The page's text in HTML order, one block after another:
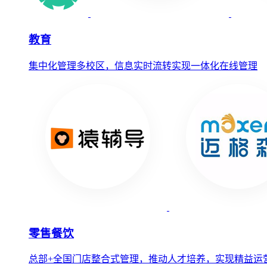
教育
集中化管理多校区，信息实时流转实现一体化在线管理
零售餐饮
总部+全国门店整合式管理，推动人才培养，实现精益运